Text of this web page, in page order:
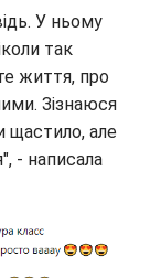
У ньому
так
життя, про
Зізнаюся
щастило, але
- написала